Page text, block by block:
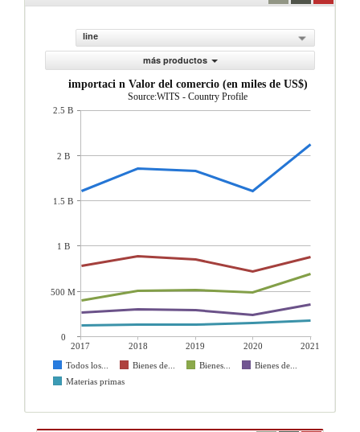
line
más productos
importaci n Valor del comercio (en miles de US$)
Source:WITS - Country Profile
2017 2018 2019 2020
2021
Todos los...
Bienes de... Bienes...
Bienes de...
Materias primas
2.5 B
2 B
1.5 B
1 B
500 M
0